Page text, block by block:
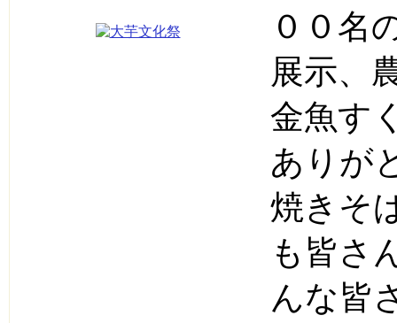
００名
展示、
金魚す
ありが
焼きそ
も皆さ
んな皆